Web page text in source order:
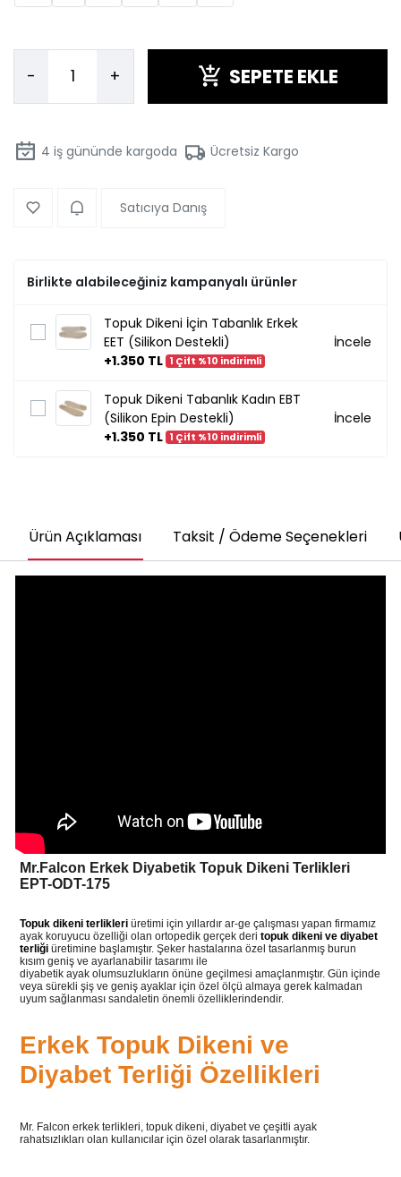
- + SEPETE EKLE
4 iş gününde kargoda Ücretsiz Kargo
Satıcıya Danış
Birlikte alabileceğiniz kampanyalı ürünler
Topuk Dikeni İçin Tabanlık Erkek
EET (Silikon Destekli)
+1.350 TL 1 Çift %10 indirimli
İncele
Topuk Dikeni Tabanlık Kadın EBT
(Silikon Epin Destekli)
+1.350 TL 1 Çift %10 indirimli
İncele
Ürün Açıklaması Taksit / Ödeme Seçenekleri
Mr.Falcon Erkek Diyabetik Topuk Dikeni Terlikleri
EPT-ODT-175
Topuk dikeni terlikleriüretimi için yıllardır ar-ge çalışması yapan firmamız
ayak koruyucu özelliği olan ortopedik gerçek deri topuk dikeni ve diyabet
terliğiüretimine başlamıştır. Şeker hastalarına özel tasarlanmış burun
kısım geniş ve ayarlanabilir tasarımı ile
diyabetik ayak olumsuzlukların önüne geçilmesi amaçlanmıştır. Gün içinde
veya sürekli şiş ve geniş ayaklar için özel ölçü almaya gerek kalmadan
uyum sağlanması sandaletin önemli özelliklerindendir.
Erkek Topuk Dikeni ve
Diyabet Terliği Özellikleri
Mr. Falcon erkek terlikleri, topuk dikeni, diyabet ve çeşitli ayak
rahatsızlıkları olan kullanıcılar için özel olarak tasarlanmıştır.